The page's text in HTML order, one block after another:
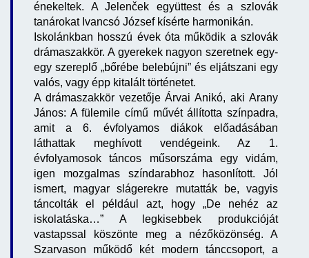
énekeltek. A Jelenček együttest és a szlovák
tanárokat Ivancsó József kísérte harmonikán.
Iskolánkban hosszú évek óta működik a szlovák
drámaszakkör. A gyerekek nagyon szeretnek egy-
egy szereplő „bőrébe belebújni” és eljátszani egy
valós, vagy épp kitalált történetet.
A drámaszakkör vezetője Árvai Anikó, aki Arany
János: A fülemile című művét állította színpadra,
amit a 6. évfolyamos diákok előadásában
láthattak meghívott vendégeink. Az 1.
évfolyamosok táncos műsorszáma egy vidám,
igen mozgalmas színdarabhoz hasonlított. Jól
ismert, magyar slágerekre mutatták be, vagyis
táncolták el például azt, hogy „De nehéz az
iskolatáska…” A legkisebbek produkcióját
vastapssal köszönte meg a nézőközönség. A
Szarvason működő két modern tánccsoport, a